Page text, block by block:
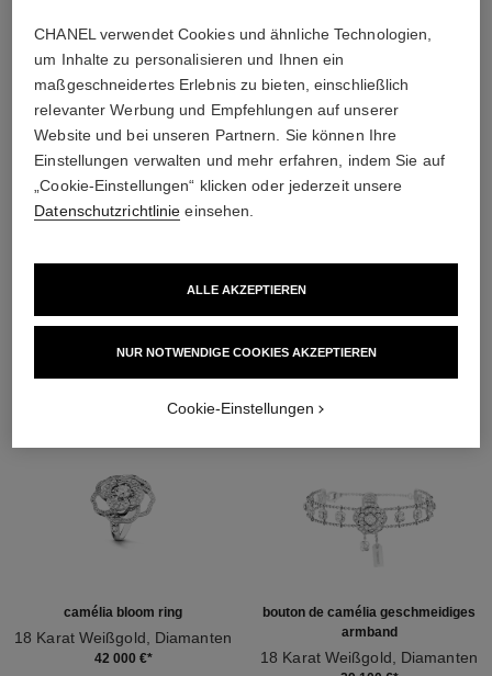
18 Karat Weißgold
camélia bloom ring
18 Karat Weißgold, Diamanten
Ref. J1236942 000 €*
bouton de camélia geschmeidiges
armband
18 Karat Weißgold, Diamanten
CHANEL verwendet Cookies und ähnliche Technologien,
um Inhalte zu personalisieren und Ihnen ein
maßgeschneidertes Erlebnis zu bieten, einschließlich
relevanter Werbung und Empfehlungen auf unserer
Website und bei unseren Partnern. Sie können Ihre
Einstellungen verwalten und mehr erfahren, indem Sie auf
„Cookie-Einstellungen“ klicken oder jederzeit unsere
Datenschutzrichtlinie einsehen.
NUR NOTWENDIGE COOKIES AKZEPTIEREN
ALLE AKZEPTIEREN
Cookie-Einstellungen